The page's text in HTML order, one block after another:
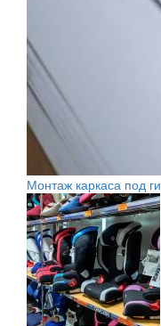
Монтаж каркаса под